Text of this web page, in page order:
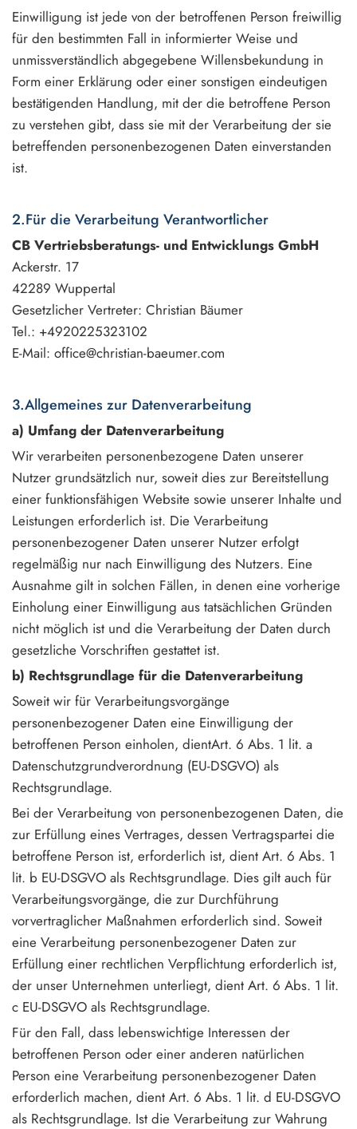
Einwilligung ist jede von der betroffenen Person freiwillig
für den bestimmten Fall in informierter Weise und
unmissverständlich abgegebene Willensbekundung in
Form einer Erklärung oder einer sonstigen eindeutigen
bestätigenden Handlung, mit der die betroffene Person
zu verstehen gibt, dass sie mit der Verarbeitung der sie
betreffenden personenbezogenen Daten einverstanden
ist.
2.Für die Verarbeitung Verantwortlicher
CB Vertriebsberatungs- und Entwicklungs GmbH
Ackerstr. 17
42289 Wuppertal
Gesetzlicher Vertreter: Christian Bäumer
Tel.: +4920225323102
E-Mail: office@christian-baeumer.com
3.Allgemeines zur Datenverarbeitung
a) Umfang der Datenverarbeitung
Wir verarbeiten personenbezogene Daten unserer
Nutzer grundsätzlich nur, soweit dies zur Bereitstellung
einer funktionsfähigen Website sowie unserer Inhalte und
Leistungen erforderlich ist. Die Verarbeitung
personenbezogener Daten unserer Nutzer erfolgt
regelmäßig nur nach Einwilligung des Nutzers. Eine
Ausnahme gilt in solchen Fällen, in denen eine vorherige
Einholung einer Einwilligung aus tatsächlichen Gründen
nicht möglich ist und die Verarbeitung der Daten durch
gesetzliche Vorschriften gestattet ist.
b) Rechtsgrundlage für die Datenverarbeitung
Soweit wir für Verarbeitungsvorgänge
personenbezogener Daten eine Einwilligung der
betroffenen Person einholen, dientArt. 6 Abs. 1 lit. a
Datenschutzgrundverordnung (EU-DSGVO) als
Rechtsgrundlage.
Bei der Verarbeitung von personenbezogenen Daten, die
zur Erfüllung eines Vertrages, dessen Vertragspartei die
betroffene Person ist, erforderlich ist, dient Art. 6 Abs. 1
lit. b EU-DSGVO als Rechtsgrundlage. Dies gilt auch für
Verarbeitungsvorgänge, die zur Durchführung
vorvertraglicher Maßnahmen erforderlich sind. Soweit
eine Verarbeitung personenbezogener Daten zur
Erfüllung einer rechtlichen Verpflichtung erforderlich ist,
der unser Unternehmen unterliegt, dient Art. 6 Abs. 1 lit.
c EU-DSGVO als Rechtsgrundlage.
Für den Fall, dass lebenswichtige Interessen der
betroffenen Person oder einer anderen natürlichen
Person eine Verarbeitung personenbezogener Daten
erforderlich machen, dient Art. 6 Abs. 1 lit. d EU-DSGVO
als Rechtsgrundlage. Ist die Verarbeitung zur Wahrung